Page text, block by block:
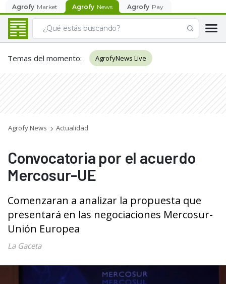
Agrofy Market Agrofy News Agrofy Pay
Temas del momento: AgrofyNews Live
Agrofy News Actualidad
Convocatoria por el acuerdo
Mercosur-UE
Comenzaran a analizar la propuesta que
presentará en las negociaciones Mercosur-
Unión Europea
La Gaceta